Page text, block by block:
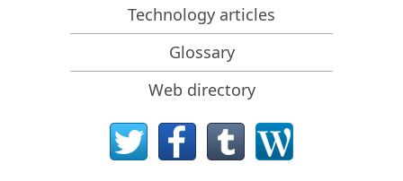
Как восстановить данные с устройств NVMe
Оценки успешности восстановления данных для
Восстановление Перезаписанных данных
Восстановление Данных При Помощи R-Studio
Пример Восстановления RAID
Technology articles
Glossary
Web directory